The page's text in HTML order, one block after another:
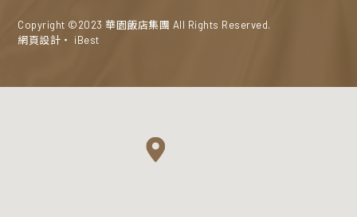
Copyright ©2023 華園飯店集團 All Rights Reserved.
網頁設計 ‧ iBest